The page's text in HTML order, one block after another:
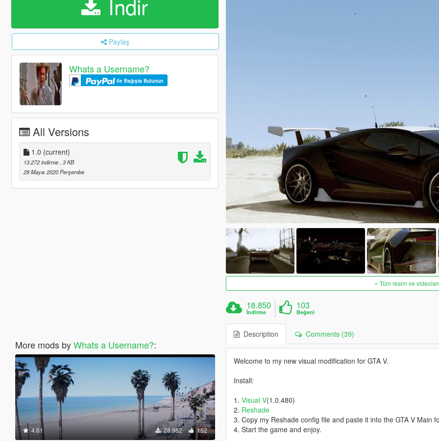
İndir
Paylaş
Whats a Username?
ile Bağışta Bulunun
All Versions
1.0 (current)
13.272 indirme , 3 KB
28 Mayıs 2020 Perşembe
More mods byWhats a Username?:
4.61 28.982 152
Tüm resim ve
18.850
İndirme
103
Beğeni
Description Comments (39)
Welcome to my new visual modification for GTA V.
Install:
1. Visual V(1.0.480)
2. Reshade
3. Copy my Reshade config file and paste it into the GTA V Main
4. Start the game and enjoy.